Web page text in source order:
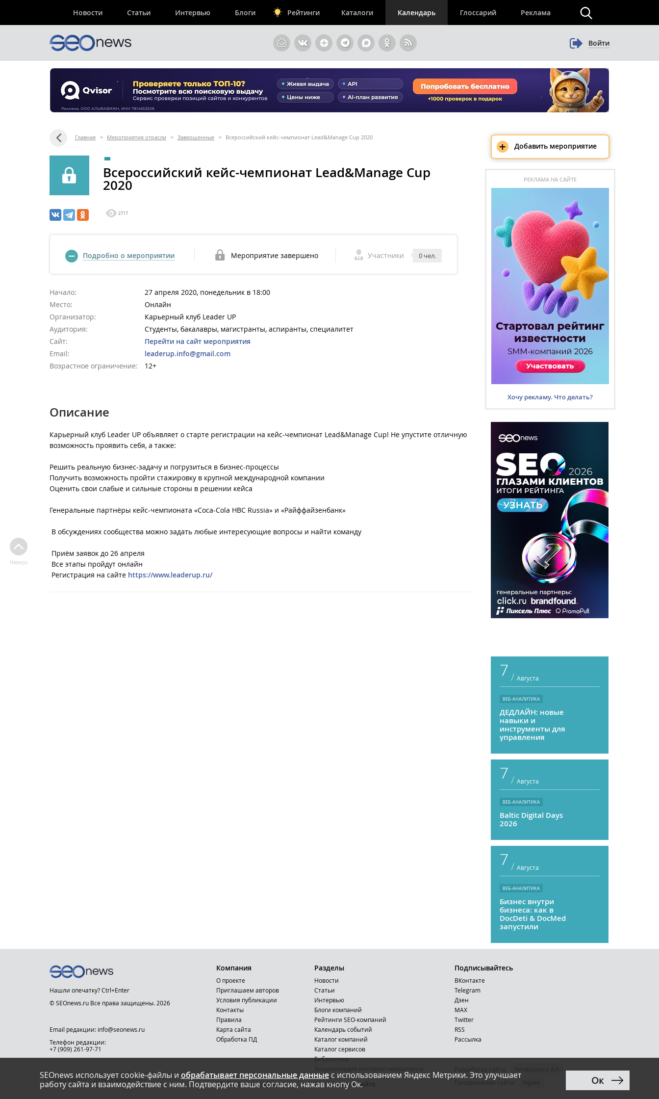
Новости Статьи Интервью Блоги Рейтинги Каталоги Календарь Глоссарий Реклама
Войти
Главная > Мероприятия отрасли > Завершенные > Всероссийский кейс-чемпионат Lead&Manage Cup 2020
Всероссийский кейс-чемпионат Lead&Manage Cup
2020
2717
Подробно о мероприятии Мероприятие завершено Участники 0 чел.
Начало:
27 апреля 2020, понедельник в 18:00
Место:
Онлайн
Организатор:
Карьерный клуб Leader UP
Аудитория:
Студенты, бакалавры, магистранты, аспиранты, специалитет
Сайт:
Перейти на сайт мероприятия
Email:
leaderup.info@gmail.com
Возрастное ограничение:
12+
Описание
Карьерный клуб Leader UP объявляет о старте регистрации на кейс-чемпионат Lead&Manage Cup! Не упустите отличную
возможность проявить себя, а также:
Решить реальную бизнес-задачу и погрузиться в бизнес-процессы
Получить возможность пройти стажировку в крупной международной компании
Оценить свои слабые и сильные стороны в решении кейса
Генеральные партнёры кейс-чемпионата «Coca-Cola HBC Russia» и «Райффайзенбанк»
В обсуждениях сообщества можно задать любые интересующие вопросы и найти команду
Приём заявок до 26 апреля
Все этапы пройдут онлайн
Регистрация на сайте https://www.leaderup.ru/
Наверх
+ Добавить мероприятие
РЕКЛАМА НА САЙТЕ
Хочу рекламу. Что делать?
7 / Августа
ВЕБ-АНАЛИТИКА
ДЕДЛАЙН: новые
навыки и
инструменты для
управления
7 / Августа
ВЕБ-АНАЛИТИКА
Baltic Digital Days
2026
7 / Августа
ВЕБ-АНАЛИТИКА
Бизнес внутри
бизнеса: как в
DocDeti & DocMed
запустили
как стартап
SEOnews использует cookie-файлы и обрабатывает персональные данныес использованием Яндекс Метрики. Это улучшает
работу сайта и взаимодействие с ним. Подтвердите ваше согласие, нажав кнопу Ок.
Ок
Нашли опечатку? Ctrl+Enter
© SEOnews.ru Все права защищены. 2026
Email редакции: info@seonews.ru
Телефон редакции:
+7 (909) 261-97-71
This site is protected by reCAPTCHA and the Google
Privacy Policyand Terms of Serviceapply.
Компания
О проекте
Приглашаем авторов
Условия публикации
Контакты
Правила
Карта сайта
Обработка ПД
Мобильная версия
Разделы
Новости
Статьи
Интервью
Блоги компаний
Рейтинги SEO-компаний
Календарь событий
Каталог компаний
Каталог сервисов
Библиотека
Реклама на сайте
Подписывайтесь
ВКонтакте
Telegram
Дзен
MAX
Тwitter
RSS
Рассылка
Продвижение сайта
12+